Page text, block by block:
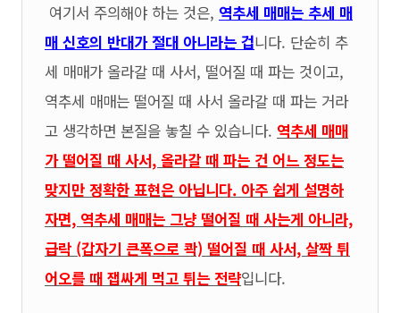
여기서 주의해야 하는 것은, 역추세 매매는 추세 매
매 신호의 반대가 절대 아니라는 겁니다. 단순히 추
세 매매가 올라갈 때 사서, 떨어질 때 파는 것이고,
역추세 매매는 떨어질 때 사서 올라갈 때 파는 거라
고 생각하면 본질을 놓칠 수 있습니다. 역추세 매매
가 떨어질 때 사서, 올라갈 때 파는 건 어느 정도는
맞지만 정확한 표현은 아닙니다. 아주 쉽게 설명하
자면, 역추세 매매는 그냥 떨어질 때 사는게 아니라,
급락 (갑자기 큰폭으로 콱) 떨어질 때 사서, 살짝 튀
어오를 때 잽싸게 먹고 튀는 전략입니다.